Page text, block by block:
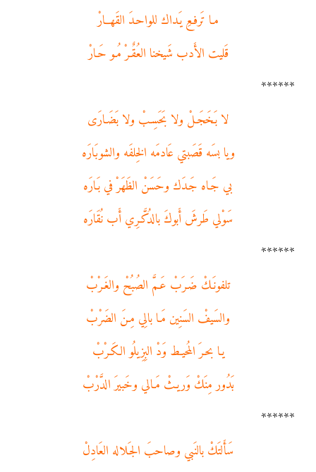
مـا تَرفـعِ يَـداك للواحـدَ القَهــارْ
قَليت الأَدب شَيخنا العُقٌـرْ مُـو حَـارْ
******
لا بَـخَجَـلْ ولا بَحَسِـبْ ولا بَضَـارَى
ويا بسَه قَصَبتي عَادمَه الخِلفَه والشوبَارَه
بي جَـاه جَـدَك وحَسَنْ الظَهَرْ في بَـارَه
سَوْلي طَرشَ أَبوكَ بالدُكَّـرِي أَب نُقَارَه
******
تلفونَـكْ ضَـرَبْ عَـمَّ الصُبُحْ والغَـرْبْ
والسَيفْ السَنِين مَـا بالِي مِـنَ الضَرْبْ
يـا بحـرَ المُحيـط وَدْ البِزِيلُو الكَـرْبْ
بَدُور مِنَكْ وَريـثْ مَـالي وخَبيرَ الدَّرْبْ
******
سَأَلتَكْ بالنَبي وصاحبَ الجَـلاله العَادِلْ